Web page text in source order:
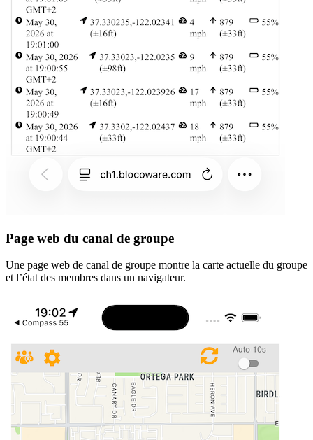
Page web du canal de groupe
Une page web de canal de groupe montre la carte actuelle du groupe
et l’état des membres dans un navigateur.